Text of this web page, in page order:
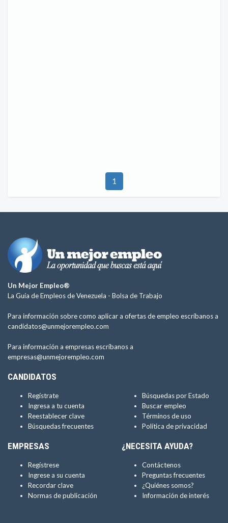
1
Un Mejor Empleo®
La Guía de Empleos de Venezuela - Bolsa de Trabajo
Para información sobre como aplicar a ofertas de empleo escríbanos a
candidatos@unmejorempleo.com
Para información a empresas escríbanos a
empresas@unmejorempleo.com
CANDIDATOS
Regístrate
Ingresa a tu cuenta
Reestablecer clave
Búsquedas frecuentes
Búsquedas por Estado
Buscar empleo
Términos de uso
Política de privacidad
EMPRESAS
Regístrese
Ingrese a su cuenta
Recordar clave
Normas de publicación
¿NECESITA AYUDA?
Contáctenos
Preguntas frecuentes
¿Quiénes somos?
Información de interés